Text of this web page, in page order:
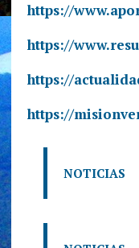
https://
https://
https://
https://
NOTICIAS